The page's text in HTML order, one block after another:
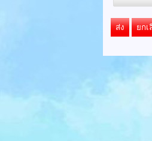
ส่ง ยกเ